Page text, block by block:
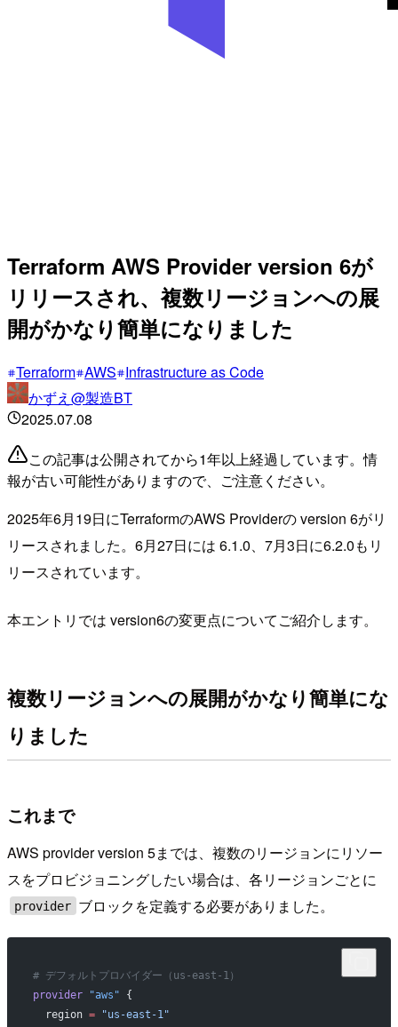
Terraform AWS Provider version 6が
リリースされ、複数リージョンへの展
開がかなり簡単になりました
Terraform AWS Infrastructure as Code
かずえ@製造BT
2025.07.08
この記事は公開されてから1年以上経過しています。情
報が古い可能性がありますので、ご注意ください。
2025年6月19日にTerraformのAWS Providerの version 6がリ
リースされました。6月27日には 6.1.0、7月3日に6.2.0もリ
リースされています。
本エントリでは version6の変更点についてご紹介します。
複数リージョンへの展開がかなり簡単にな
りました
これまで
AWS provider version 5までは、複数のリージョンにリソー
スをプロビジョニングしたい場合は、各リージョンごとに
provider ブロックを定義する必要がありました。
# デフォルトプロバイダー（us-east-1）
provider "aws" {
  region
= "us-east-1"